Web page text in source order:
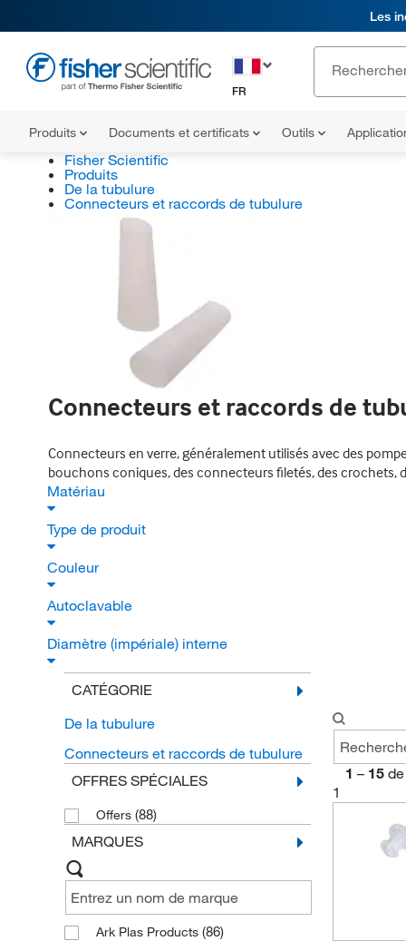
Les
FR
Produits Documents et certificats Outils
Fisher Scientific
Produits
De la tubulure
Connecteurs et raccords de tubulure
Connecteurs et raccords de
Connecteurs en verre, généralement utilisés avec des
bouchons coniques, des connecteurs filetés, des crochets,
Matériau
Type de produit
Couleur
Autoclavable
Diamètre (impériale) interne
CATÉGORIE
De la tubulure
Connecteurs et raccords de tubulure
OFFRES SPÉCIALES
Offers (88)
MARQUES
Ark Plas Products (86)
1 – 15 de
1